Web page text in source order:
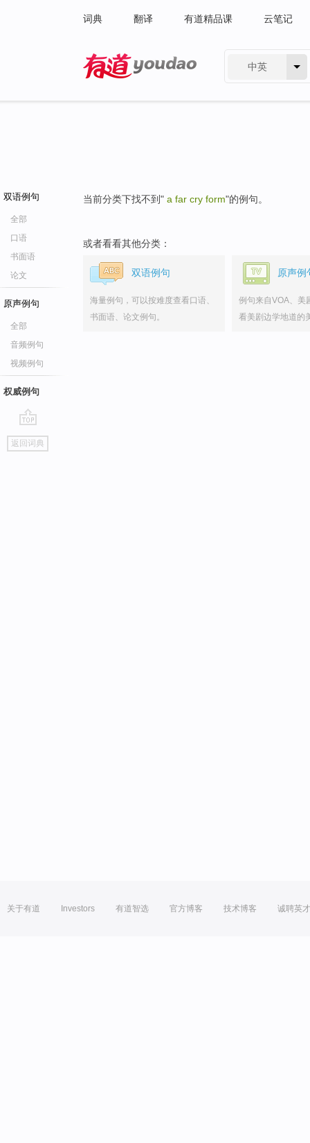
词典 翻译 有道精品课 云笔记
中英
双语例句
全部
口语
书面语
论文
原声例句
全部
音频例句
视频例句
权威例句
go
top
返回词典
当前分类下找不到" a far cry form"的例句。
或者看看其他分类：
双语例句
海量例句，可以按难度查看口语、
书面语、论文例句。
原声例
例句来自VOA、美
看美剧边学地道的
关于有道 Investors 有道智选 官方博客 技术博客 诚聘英才